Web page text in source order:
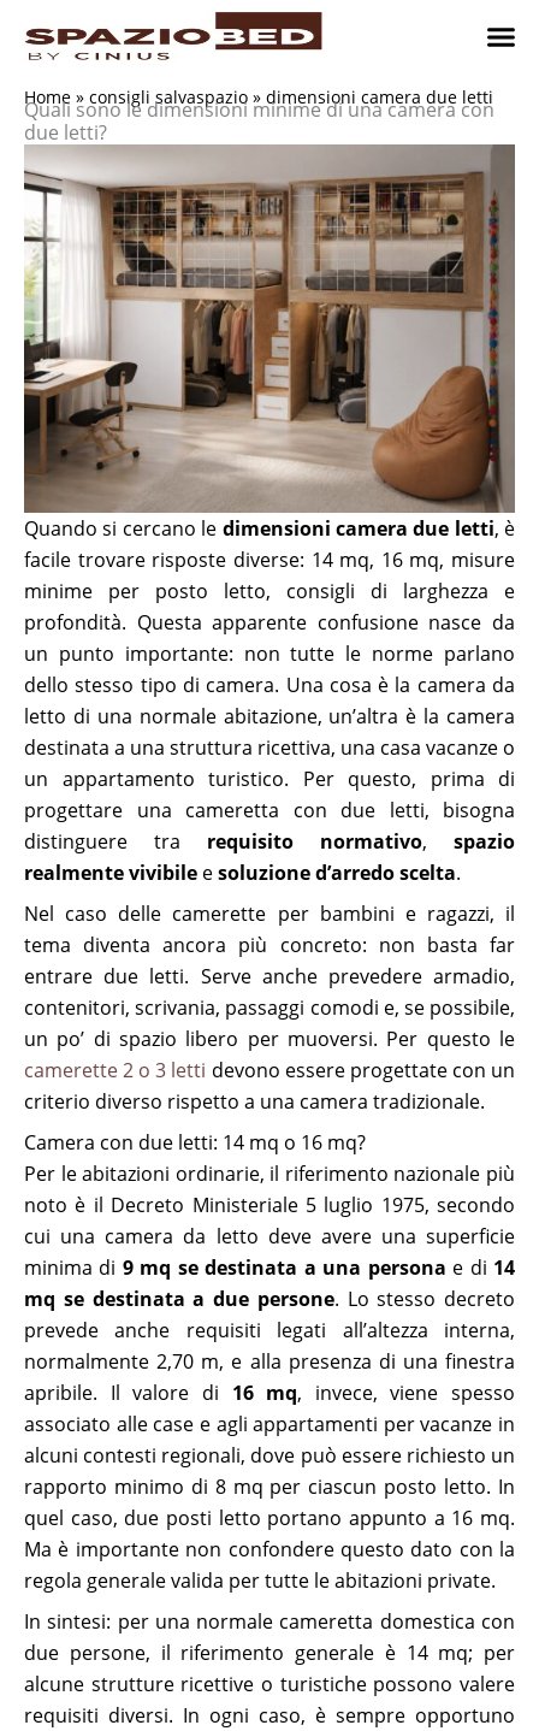
Home » consigli salvaspazio » dimensioni camera due letti
Quali sono le dimensioni minime di una camera con
due letti?
Quando si cercano le dimensioni camera due letti, è
facile trovare risposte diverse: 14 mq, 16 mq, misure
minime per posto letto, consigli di larghezza e
profondità. Questa apparente confusione nasce da
un punto importante: non tutte le norme parlano
dello stesso tipo di camera. Una cosa è la camera da
letto di una normale abitazione, un’altra è la camera
destinata a una struttura ricettiva, una casa vacanze o
un appartamento turistico. Per questo, prima di
progettare una cameretta con due letti, bisogna
distinguere tra requisito normativo, spazio
realmente vivibile esoluzione d’arredo scelta.
Nel caso delle camerette per bambini e ragazzi, il
tema diventa ancora più concreto: non basta far
entrare due letti. Serve anche prevedere armadio,
contenitori, scrivania, passaggi comodi e, se possibile,
un po’ di spazio libero per muoversi. Per questo le
camerette 2 o 3 letti devono essere progettate con un
criterio diverso rispetto a una camera tradizionale.
Camera con due letti: 14 mq o 16 mq?
Per le abitazioni ordinarie, il riferimento nazionale più
noto è il Decreto Ministeriale 5 luglio 1975, secondo
cui una camera da letto deve avere una superficie
minima di 9 mq se destinata a una persona e di 14
mq se destinata a due persone. Lo stesso decreto
prevede anche requisiti legati all’altezza interna,
normalmente 2,70 m, e alla presenza di una finestra
apribile. Il valore di 16 mq, invece, viene spesso
associato alle case e agli appartamenti per vacanze in
alcuni contesti regionali, dove può essere richiesto un
rapporto minimo di 8 mq per ciascun posto letto. In
quel caso, due posti letto portano appunto a 16 mq.
Ma è importante non confondere questo dato con la
regola generale valida per tutte le abitazioni private.
In sintesi: per una normale cameretta domestica con
due persone, il riferimento generale è 14 mq; per
alcune strutture ricettive o turistiche possono valere
requisiti diversi. In ogni caso, è sempre opportuno